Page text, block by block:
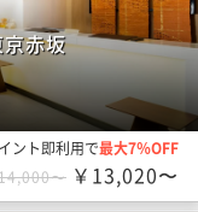
赤坂
ント即利用で最大7％OFF
〜 ￥13,020〜